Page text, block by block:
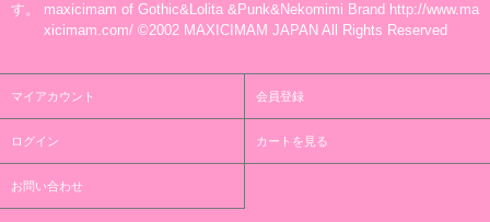
す。 maxicimam of Gothic&Lolita &Punk&Nekomimi Brand http://www.ma
xicimam.com/ ©2002 MAXICIMAM JAPAN All Rights Reserved
マイアカウント 会員登録
ログイン カートを見る
お問い合わせ